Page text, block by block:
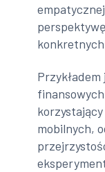
mobilnych,